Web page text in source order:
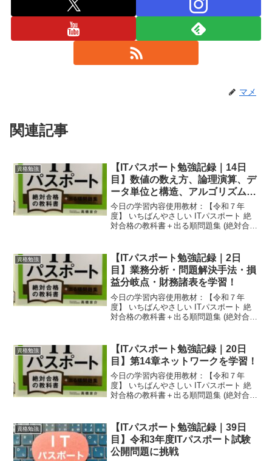
マメ
関連記事
資格勉強
【ITパスポート勉強記録｜14日
目】数値の数え方、論理演算、デ
ータ単位と構造、アルゴリズム、
フローチャートを学習！
今日の学習内容使用教材：【令和７年
度】 いちばんやさしい ITパスポート 絶
対合格の教科書＋出る順問題集 (絶対合格
Lesson09-02「集合と論理演算」...
資格勉強
【ITパスポート勉強記録｜2日
目】業務分析・問題解決手法・損
益分岐点・財務諸表を学習！
今日の学習内容使用教材：【令和７年
度】 いちばんやさしい ITパスポート 絶
対合格の教科書＋出る順問題集 (絶対合格
画」Lesson01-06「経営者の意...
資格勉強
【ITパスポート勉強記録｜20日
目】第14章ネットワークを学習！
今日の学習内容使用教材：【令和７年
度】 いちばんやさしい ITパスポート 絶
対合格の教科書＋出る順問題集 (絶対合格
Lesson14-02「ネットワーク機器...
資格勉強
【ITパスポート勉強記録｜39日
目】令和3年度ITパスポート試験
公開問題に挑戦